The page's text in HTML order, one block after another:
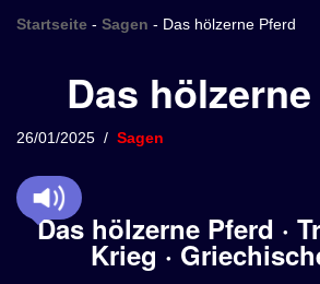
n
p
r
Startseite - Sagen - Das hölzerne Pferd
Das
26/01/2025 Sagen
Das hölzerne Pferd ·
Krieg ·